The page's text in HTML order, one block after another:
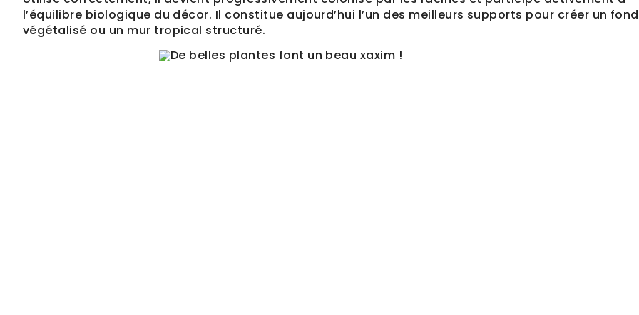
l’équilibre biologique du décor. Il constitue aujourd’hui l’un des meilleurs supports pour créer un fond
végétalisé ou un mur tropical structuré.